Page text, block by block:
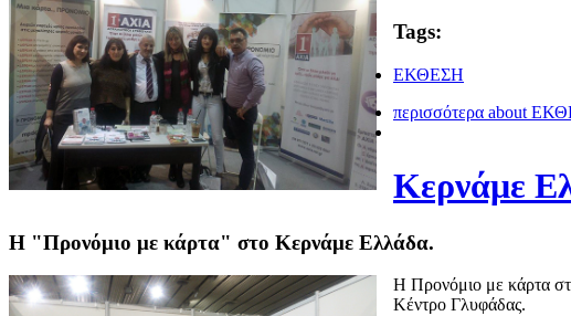
Tags:
ΕΚΘΕΣΗ
περισσότερα about
Κερνάμε
Η "Προνόμιο με κάρτα" στο Κερνάμε Ελλάδα.
Η Προνόμιο με κάρτα
Κέντρο Γλυφάδας.